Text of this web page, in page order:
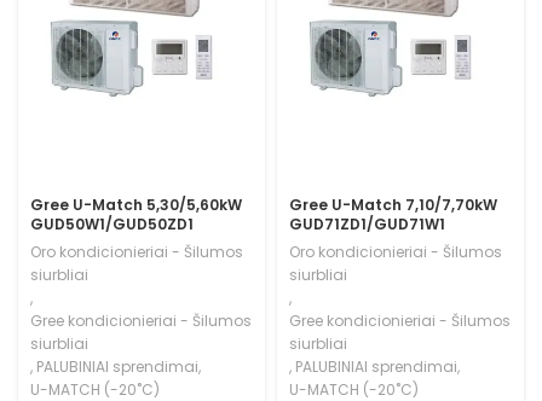
Gree U-Match 5,30/5,60kW
GUD50W1/GUD50ZD1
Oro kondicionieriai - Šilumos
siurbliai
,
Gree kondicionieriai - Šilumos
siurbliai
, PALUBINIAI sprendimai,
U-MATCH (-20˚C)
Gree U-Match 7,10/7,70kW
GUD71ZD1/GUD71W1
Oro kondicionieriai - Šilumos
siurbliai
,
Gree kondicionieriai - Šilumos
siurbliai
, PALUBINIAI sprendimai,
U-MATCH (-20˚C)